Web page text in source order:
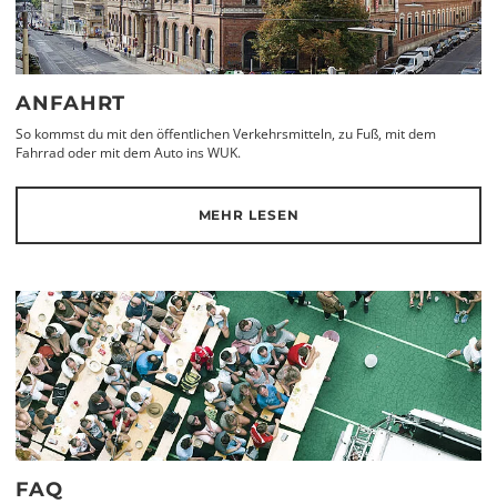
ANFAHRT
So kommst du mit den öffentlichen Verkehrsmitteln, zu Fuß, mit dem
Fahrrad oder mit dem Auto ins WUK.
MEHR LESEN
FAQ